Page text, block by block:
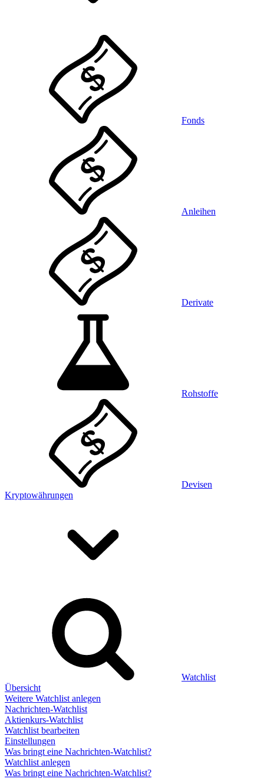
Fonds
Anleihen
Derivate
Rohstoffe
Devisen
Kryptowährungen
Watchlist
Übersicht
Weitere Watchlist anlegen
Nachrichten-Watchlist
Aktienkurs-Watchlist
Watchlist bearbeiten
Einstellungen
Was bringt eine Nachrichten-Watchlist?
Watchlist anlegen
Was bringt eine Nachrichten-Watchlist?